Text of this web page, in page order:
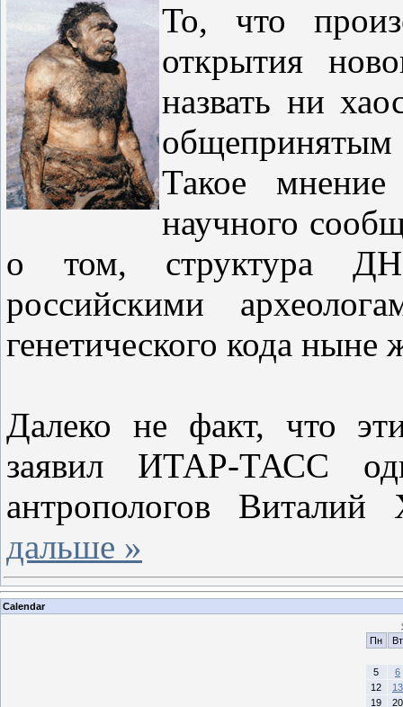
То, что
открытия
назвать ни
Такое мнение
научного
о том, структура
российскими
генетического кода
Далеко не факт, что
заявил ИТАР-ТАСС
антропологов
дальше »
Calendar
Пн
Вт
5
6
12
13
19
20